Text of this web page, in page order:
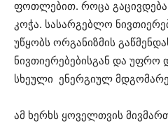
ფოთლებით. როცა
კოჭა. სასარგებლო
უწყობს ორგანიზმის
ნივთიერებებისგან და უფრო
სხეული ენერგიულ
ამ ხერხს ყოველთვის